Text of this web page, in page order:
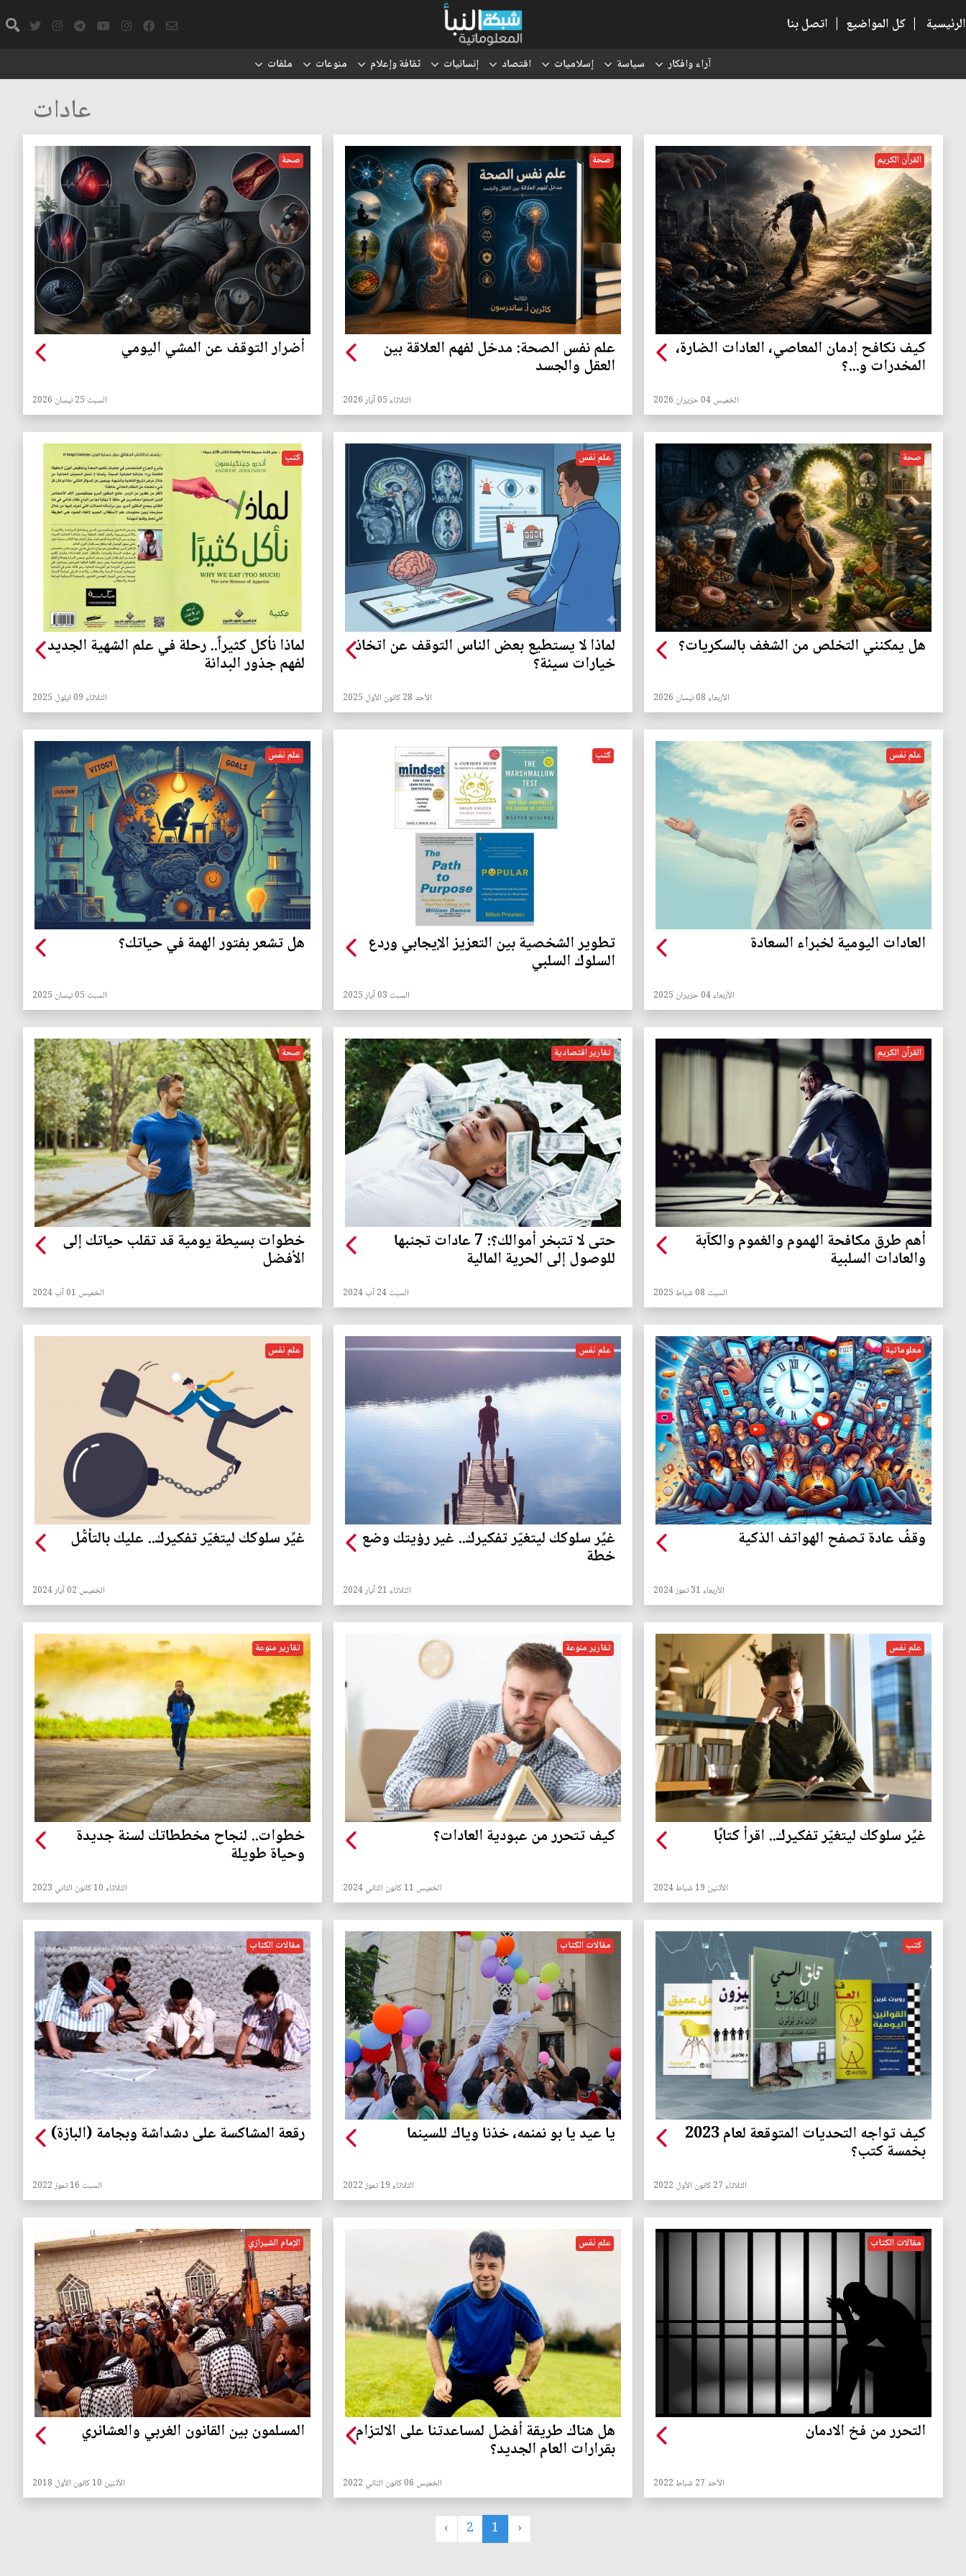
الرئيسية | كل المواضيع | اتصل بنا
آراء وافكار سياسة إسلاميات اقتصاد إنسانيات ثقافة وإعلام منوعات ملفات
عادات
القرآن الكريم
كيف نكافح إدمان المعاصي، العادات الضارة،
المخدرات و...؟
الخميس 04 حزيران 2026
صحة
علم نفس الصحة: مدخل لفهم العلاقة بين
العقل والجسد
الثلاثاء 05 آيار 2026
صحة
أضرار التوقف عن المشي اليومي
السبت 25 نيسان 2026
صحة
هل يمكنني التخلص من الشغف بالسكريات؟
الأربعاء 08 نيسان 2026
علم نفس
لماذا لا يستطيع بعض الناس التوقف عن اتخاذ
خيارات سيئة؟
الأحد 28 كانون الأول 2025
كتب
لماذا نأكل كثيراً.. رحلة في علم الشهية الجديد
لفهم جذور البدانة
الثلاثاء 09 ايلول 2025
علم نفس
العادات اليومية لخبراء السعادة
الأربعاء 04 حزيران 2025
كتب
تطوير الشخصية بين التعزيز الإيجابي وردع
السلوك السلبي
السبت 03 آيار 2025
علم نفس
هل تشعر بفتور الهمة في حياتك؟
السبت 05 نيسان 2025
القرآن الكريم
أهم طرق مكافحة الهموم والغموم والكآبة
والعادات السلبية
السبت 08 شباط 2025
تقارير اقتصادية
حتى لا تتبخر أموالك؟: 7 عادات تجنبها
للوصول إلى الحرية المالية
السبت 24 آب 2024
صحة
خطوات بسيطة يومية قد تقلب حياتك إلى
الأفضل
الخميس 01 آب 2024
معلوماتية
وقفُ عادة تصفح الهواتف الذكية
الأربعاء 31 تموز 2024
علم نفس
غيِّر سلوكك ليتغيّر تفكيرك.. غير رؤيتك وضع
خطة
الثلاثاء 21 آيار 2024
علم نفس
غيِّر سلوكك ليتغيّر تفكيرك.. عليك بالتأمُّل
الخميس 02 آيار 2024
علم نفس
غيِّر سلوكك ليتغيّر تفكيرك.. اقرأ كتابًا
الأثنين 19 شباط 2024
تقارير منوعة
كيف تتحرر من عبودية العادات؟
الخميس 11 كانون الثاني 2024
تقارير منوعة
خطوات.. لنجاح مخططاتك لسنة جديدة
وحياة طويلة
الثلاثاء 10 كانون الثاني 2023
كتب
كيف تواجه التحديات المتوقعة لعام 2023
بخمسة كتب؟
الثلاثاء 27 كانون الأول 2022
مقالات الكتاب
يا عيد يا بو نمنمه، خذنا وياك للسينما
الثلاثاء 19 تموز 2022
مقالات الكتاب
رقعة المشاكسة على دشداشة وبجامة (البازة)
السبت 16 تموز 2022
مقالات الكتاب
التحرر من فخ الادمان
الأحد 27 شباط 2022
علم نفس
هل هناك طريقة أفضل لمساعدتنا على الالتزام
بقرارات العام الجديد؟
الخميس 06 كانون الثاني 2022
الإمام الشيرازي
المسلمون بين القانون الغربي والعشائري
الأثنين 10 كانون الأول 2018
‹
1
2
›